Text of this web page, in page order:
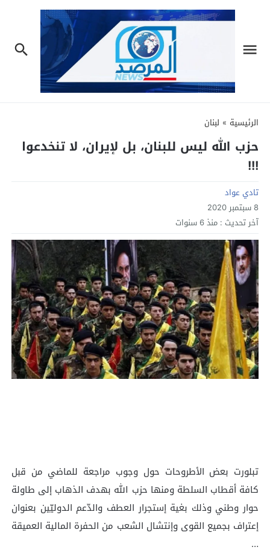
الرئيسية » لبنان
حزب الله ليس للبنان، بل لإيران، لا تنخدعوا
!!!
تادي عواد
8 سبتمبر 2020
آخر تحديث : منذ 6 سنوات
تبلورت بعض الأطروحات حول وجوب مراجعة للماضي من قبل
كافة أقطاب السلطة ومنها حزب الله بهدف الذهاب إلى طاولة
حوار وطني وذلك بغية إستجرار العطف والدّعم الدوليّين بعنوان
إعتراف بجميع القوى وإنتشال الشعب من الحفرة المالية العميقة
…